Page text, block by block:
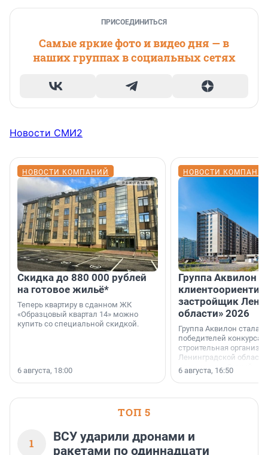
ПРИСОЕДИНИТЬСЯ
Самые яркие фото и видео дня — в
наших группах в социальных сетях
Новости СМИ2
НОВОСТИ КОМПАНИЙ
Скидка до 880 000 рублей
на готовое жильё*
Теперь квартиру в сданном ЖК
«Образцовый квартал 14» можно
купить со специальной скидкой.
6 августа, 18:00
НОВОСТИ
Группа Аквилон
застройщик
области» 2026
Группа Аквилон стала
победителей конкурса
строительная
Ленинградской области
номинации «Самый
застройщик
области».
6 августа, 16:50
ТОП 5
1
ВСУ ударили дронами и
ракетами по одиннадцати